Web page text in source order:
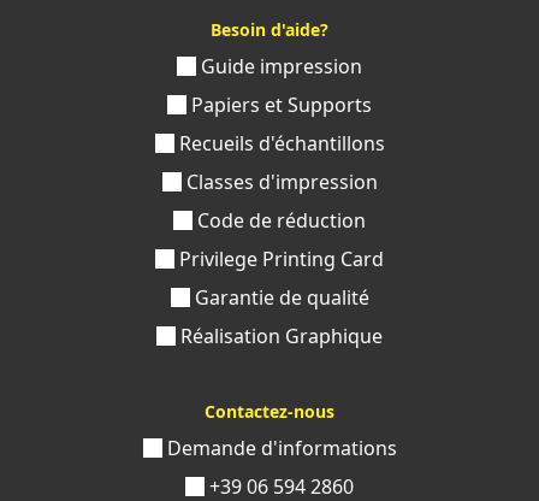
Besoin d'aide?
Guide impression
Papiers et Supports
Recueils d'échantillons
Classes d'impression
Code de réduction
Privilege Printing Card
Garantie de qualité
Réalisation Graphique
Contactez-nous
Demande d'informations
+39 06 594 2860